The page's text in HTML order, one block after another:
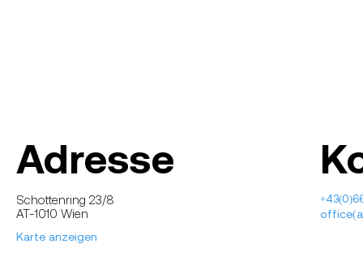
Adresse
Schottenring 23/8
AT-1010 Wien
Karte anzeigen